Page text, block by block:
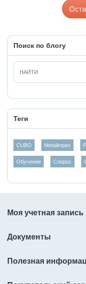
Поиск по блогу
Теги
CUBO Metalimpex
Обучение Слорос
Моя учетная запись
Документы
Полезная